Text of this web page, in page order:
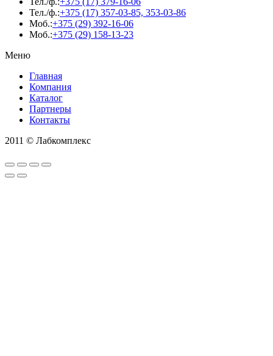
Тел./ф.:+375 (17) 357-03-85, 353-03-86
Моб.:+375 (29) 392-16-06
Моб.:+375 (29) 158-13-23
Меню
Главная
Компания
Каталог
Партнеры
Контакты
2011 © Лабкомплекс